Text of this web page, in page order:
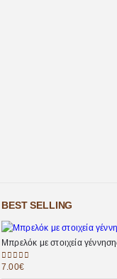
BEST SELLING
Μπρελόκ με στοιχεία
0 out of 5
7.00€